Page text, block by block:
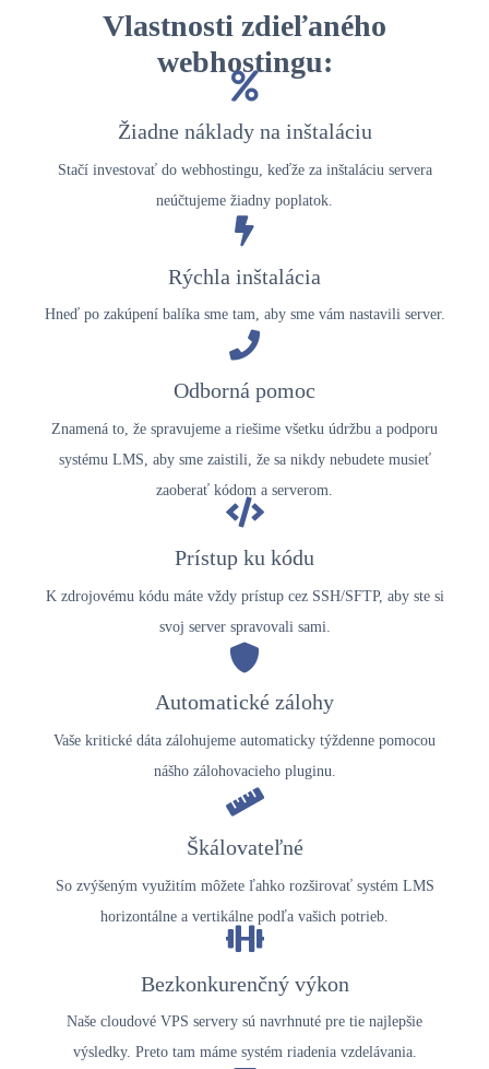
Vlastnosti zdieľaného
webhostingu:
Žiadne náklady na inštaláciu
Stačí investovať do webhostingu, keďže za inštaláciu servera
neúčtujeme žiadny poplatok.
Rýchla inštalácia
Hneď po zakúpení balíka sme tam, aby sme vám nastavili server.
Odborná pomoc
Znamená to, že spravujeme a riešime všetku údržbu a podporu
systému LMS, aby sme zaistili, že sa nikdy nebudete musieť
zaoberať kódom a serverom.
Prístup ku kódu
K zdrojovému kódu máte vždy prístup cez SSH/SFTP, aby ste si
svoj server spravovali sami.
Automatické zálohy
Vaše kritické dáta zálohujeme automaticky týždenne pomocou
nášho zálohovacieho pluginu.
Škálovateľné
So zvýšeným využitím môžete ľahko rozširovať systém LMS
horizontálne a vertikálne podľa vašich potrieb.
Bezkonkurenčný výkon
Naše cloudové VPS servery sú navrhnuté pre tie najlepšie
výsledky. Preto tam máme systém riadenia vzdelávania.